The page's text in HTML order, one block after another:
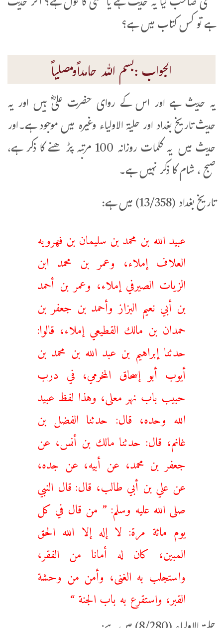
ہے تو کس کتاب میں ہے؟
الجواب :بسم اللہ حامداًومصلیاً
یہ حدیث ہے اور اس کے روای حضرت علیؓ ہیں اور یہ
حدیث تاریخ بغداد اور حلیۃ الاولیاء وغیرہ میں موجود ہے۔اور
حدیث میں یہ کلمات روزانہ 100 مرتبہ پڑھنے کا ذکر ہے،
صبح ، شام کا ذکر نہیں ہے۔
تاریخ بغداد (13/358) میں ہے:
عبيد الله بن محمد بن سليمان بن فهرويه
العلاف إملاء، وعمر بن محمد ابن
الزيات الصيرفي إملاء، وعمر بن أحمد
بن أبي نعيم البزاز وأحمد بن جعفر بن
حمدان بن مالك القطيعي إملاء، قالوا:
حدثنا إبراهيم بن عبد الله بن محمد بن
أيوب أبو إسحاق المخرمي، في درب
حبيب باب نهر معلى، وهذا لفظ عبيد
الله وحده، قال: حدثنا الفضل بن
غانم، قال: حدثنا مالك بن أنس، عن
جعفر بن محمد، عن أبيه، عن جده،
عن علي بن أبي طالب، قال: قال النبي
صلى الله عليه وسلم: ” ‌من ‌قال ‌في ‌كل
‌يوم مائة مرة: لا إله إلا الله الحق
المبين، كان له أمانا من الفقر،
واستجلب به الغنى، وأمن من وحشة
القبر، واستقرع به باب الجنة “